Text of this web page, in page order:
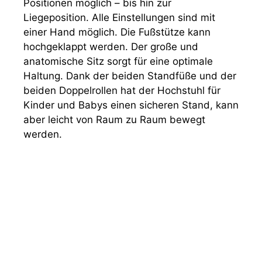
Positionen möglich – bis hin zur
Liegeposition. Alle Einstellungen sind mit
einer Hand möglich. Die Fußstütze kann
hochgeklappt werden. Der große und
anatomische Sitz sorgt für eine optimale
Haltung. Dank der beiden Standfüße und der
beiden Doppelrollen hat der Hochstuhl für
Kinder und Babys einen sicheren Stand, kann
aber leicht von Raum zu Raum bewegt
werden.